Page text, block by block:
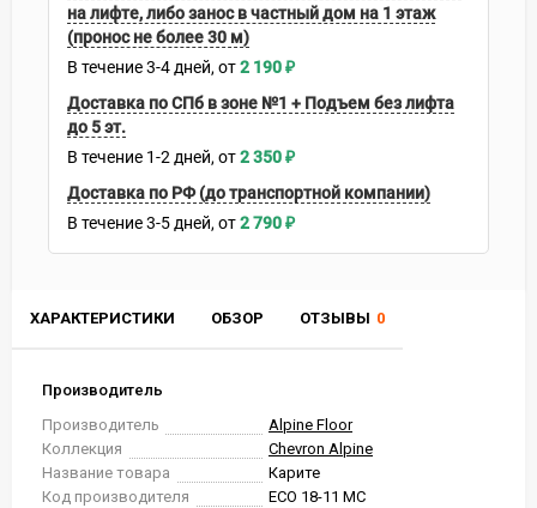
ХАРАКТЕРИСТИКИ ОБЗОР ОТЗЫВЫ 0
Производитель
Производитель
Alpine Floor
Коллекция
Chevron Alpine
Название товара
Карите
Код производителя
ECO 18-11 MC
на лифте, либо занос в частный дом на 1 этаж
(пронос не более 30 м)
В течение3-4 дней 2 190₽
Доставка по СПб в зоне №1 + Подъем без лифта
до 5 эт.
В течение 1-2 дней 2 350₽
Доставка по РФ (до транспортной компании)
В течение3-5 дней 2 790₽